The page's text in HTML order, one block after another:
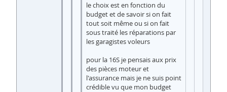
le choix est en fonction du
budget et de savoir si on fait
tout soit même ou si on fait
sous traité les réparations par
les garagistes voleurs
pour la 16S je pensais aux prix
des pièces moteur et
l'assurance mais je ne suis point
crédible vu que mon budget